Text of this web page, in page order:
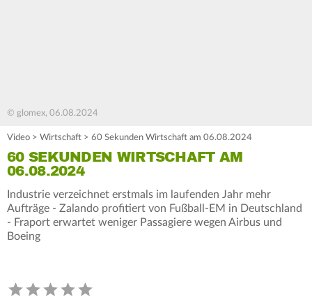
© glomex, 06.08.2024
Video > Wirtschaft > 60 Sekunden Wirtschaft am 06.08.2024
60 SEKUNDEN WIRTSCHAFT AM
06.08.2024
Industrie verzeichnet erstmals im laufenden Jahr mehr
Aufträge - Zalando profitiert von Fußball-EM in Deutschland
- Fraport erwartet weniger Passagiere wegen Airbus und
Boeing